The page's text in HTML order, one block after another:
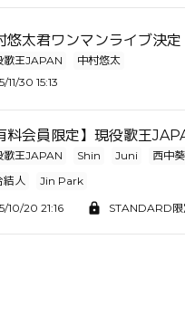
悠太君ワンマンライブ決
歌王JAPAN
中村悠太
11/30 15:13
料会員限定】現役歌王
歌王JAPAN Shin Juni 西中葵
結人
Jin Park
10/20 21:16
STANDARD限